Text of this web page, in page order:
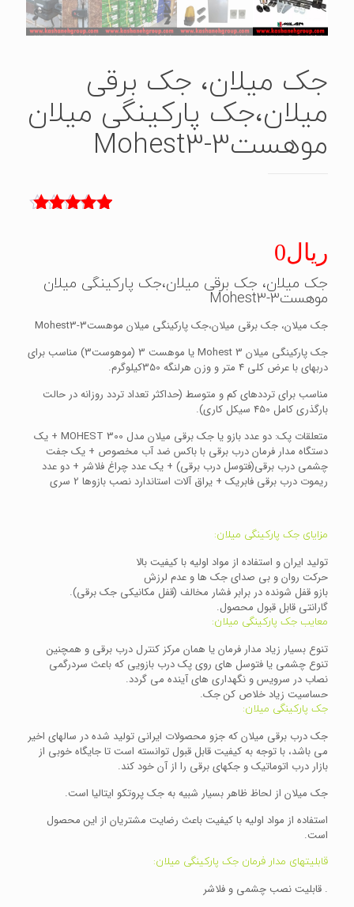
جک میلان، جک برقی
میلان،جک پارکینگی میلان
موهست3-Mohest3
ریال0
جک میلان، جک برقی میلان،جک پارکینگی میلان
موهست3-Mohest3
جک میلان، جک برقی میلان،جک پارکینگی میلان موهست3-Mohest3
جک پارکینگی میلان Mohest 3 یا موهست 3 (موهوست3) مناسب برای
دربهای با عرض کلی 4 متر و وزن هرلنگه 350کیلوگرم.
مناسب برای ترددهای کم و متوسط (حداکثر تعداد تردد روزانه در حالت
بارگذری کامل 450 سیکل کاری).
متعلقات پک: دو عدد بازو یا جک برقی میلان مدل MOHEST 300 + یک
دستگاه مدار فرمان درب برقی با باکس ضد آب مخصوص + یک جفت
چشمی درب برقی(فتوسل درب برقی) + یک عدد چراغ فلاشر + دو عدد
ریموت درب برقی فابریک + یراق آلات استاندارد نصب بازوها 2 سری
مزایای جک پارکینگی میلان:
تولید ایران و استفاده از مواد اولیه با کیفیت بالا
حرکت روان و بی صدای جک ها و عدم لرزش
بازو قفل شونده در برابر فشار مخالف (قفل مکانیکی جک برقی).
گارانتی قابل قبول محصول.
معایب جک پارکینگی میلان:
تنوع بسیار زیاد مدار فرمان یا همان مرکز کنترل درب برقی و همچنین
تنوع چشمی یا فتوسل های روی پک درب بازویی که باعث سردرگمی
نصاب در سرویس و نگهداری های آینده می گردد.
حساسیت زیاد خلاص کن جک.
جک پارکینگی میلان:
جک درب برقی میلان که جزو محصولات ایرانی تولید شده در سالهای اخیر
می باشد، با توجه به کیفیت قابل قبول توانسته است تا جایگاه خوبی از
بازار درب اتوماتیک و جکهای برقی را از آن خود کند.
جک میلان از لحاظ ظاهر بسیار شبیه به جک پروتکو ایتالیا است.
استفاده از مواد اولیه با کیفیت باعث رضایت مشتریان از این محصول
است.
قابلیتهای مدار فرمان جک پارکینگی میلان:
. قابلیت نصب چشمی و فلاشر